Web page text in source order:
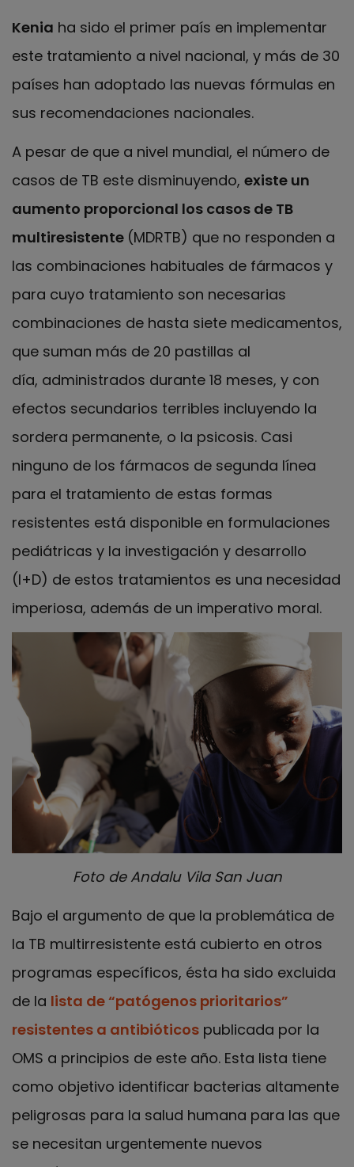
Kenia ha sido el primer país en implementar
este tratamiento a nivel nacional, y más de 30
países han adoptado las nuevas fórmulas en
sus recomendaciones nacionales.
A pesar de que a nivel mundial, el número de
casos de TB este disminuyendo, existe un
aumento proporcional los casos de TB
multiresistente (MDRTB) que no responden a
las combinaciones habituales de fármacos y
para cuyo tratamiento son necesarias
combinaciones de hasta siete medicamentos,
que suman más de 20 pastillas al
día, administrados durante 18 meses, y con
efectos secundarios terribles incluyendo la
sordera permanente, o la psicosis. Casi
ninguno de los fármacos de segunda línea
para el tratamiento de estas formas
resistentes está disponible en formulaciones
pediátricas y la investigación y desarrollo
(I+D) de estos tratamientos es una necesidad
imperiosa, además de un imperativo moral.
Foto de Andalu Vila San Juan
Bajo el argumento de que la problemática de
la TB multirresistente está cubierto en otros
programas específicos, ésta ha sido excluida
de la lista de “patógenos prioritarios”
resistentes a antibióticos publicada por la
OMS a principios de este año. Esta lista tiene
como objetivo identificar bacterias altamente
peligrosas para la salud humana para las que
se necesitan urgentemente nuevos